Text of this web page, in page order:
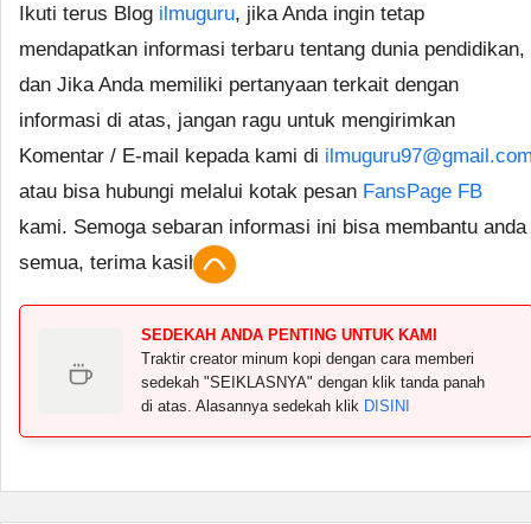
Ikuti terus Blog ilmuguru, jika Anda ingin tetap
mendapatkan informasi terbaru tentang dunia pendidikan,
dan Jika Anda memiliki pertanyaan terkait dengan
informasi di atas, jangan ragu untuk mengirimkan
Komentar / E-mail kepada kami di
atau bisa hubungi melalui kotak pesan FansPage FB
kami. Semoga sebaran informasi ini bisa membantu anda
semua, terima kasih.
SEDEKAH ANDA PENTING UNTUK KAMI
Traktir creator minum kopi dengan cara memberi
sedekah "SEIKLASNYA" dengan klik tanda panah
di atas. Alasannya sedekah klik DISINI